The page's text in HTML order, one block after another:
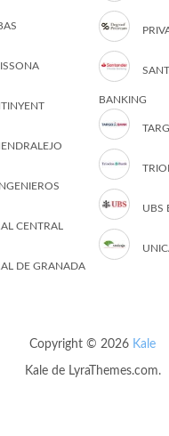
CENTRAL
DE GRANADA
BANKING
UBS
Copyright © 2026 Kale
Kalede LyraThemes.com.